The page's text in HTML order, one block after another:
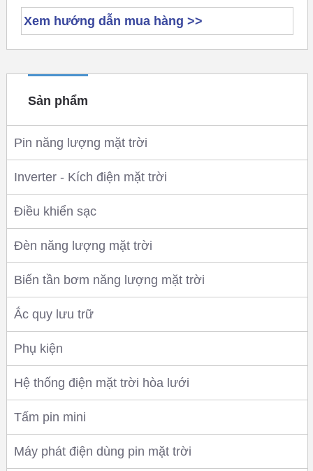
Xem hướng dẫn mua hàng >>
Sản phẩm
Pin năng lượng mặt trời
Inverter - Kích điện mặt trời
Điều khiển sạc
Đèn năng lượng mặt trời
Biến tần bơm năng lượng mặt trời
Ắc quy lưu trữ
Phụ kiện
Hệ thống điện mặt trời hòa lưới
Tấm pin mini
Máy phát điện dùng pin mặt trời